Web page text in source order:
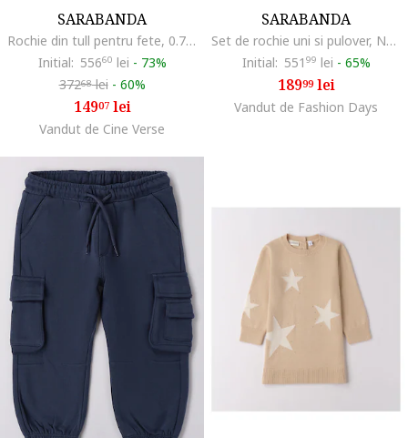
SARABANDA
Rochie din tull pentru fete, 0.7722, Negru, Negru
Initial: 55660 lei - 73%
37268lei - 60%
14907lei
Vandut de Cine Verse
SARABANDA
Set de rochie uni si pulover, Negru
Initial: 551 99 lei - 65%
18999lei
Vandut de Fashion Days